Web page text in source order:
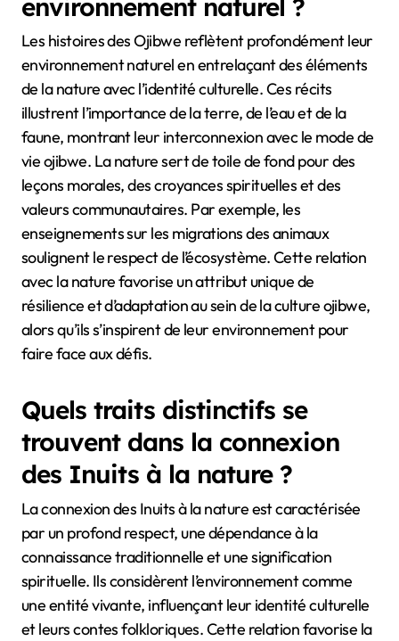
environnement naturel ?
Les histoires des Ojibwe reflètent profondément leur
environnement naturel en entrelaçant des éléments
de la nature avec l’identité culturelle. Ces récits
illustrent l’importance de la terre, de l’eau et de la
faune, montrant leur interconnexion avec le mode de
vie ojibwe. La nature sert de toile de fond pour des
leçons morales, des croyances spirituelles et des
valeurs communautaires. Par exemple, les
enseignements sur les migrations des animaux
soulignent le respect de l’écosystème. Cette relation
avec la nature favorise un attribut unique de
résilience et d’adaptation au sein de la culture ojibwe,
alors qu’ils s’inspirent de leur environnement pour
faire face aux défis.
Quels traits distinctifs se
trouvent dans la connexion
des Inuits à la nature ?
La connexion des Inuits à la nature est caractérisée
par un profond respect, une dépendance à la
connaissance traditionnelle et une signification
spirituelle. Ils considèrent l’environnement comme
une entité vivante, influençant leur identité culturelle
et leurs contes folkloriques. Cette relation favorise la